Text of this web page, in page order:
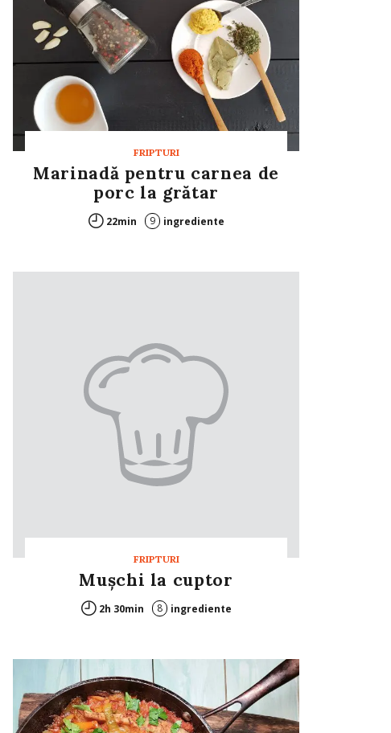
FRIPTURI
Marinadă pentru carnea de
porc la grătar
22min 9 ingrediente
FRIPTURI
Muşchi la cuptor
2h 30min 8 ingrediente